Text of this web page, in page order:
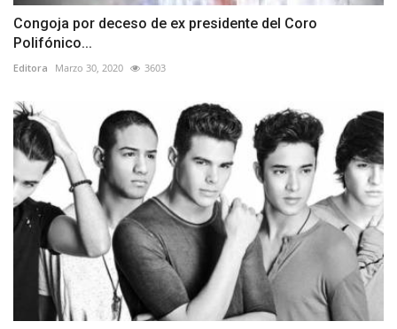
Congoja por deceso de ex presidente del Coro
Polifónico...
Editora Marzo 30, 2020 3603